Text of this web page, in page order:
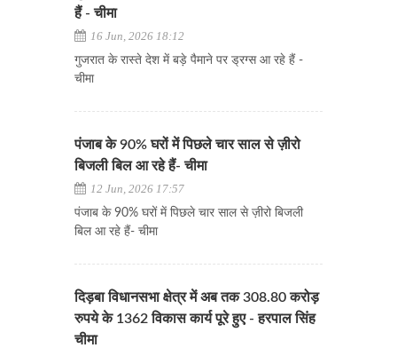
हैं - चीमा
16 Jun, 2026 18:12
गुजरात के रास्ते देश में बड़े पैमाने पर ड्रग्स आ रहे हैं -
चीमा
पंजाब के 90% घरों में पिछले चार साल से ज़ीरो
बिजली बिल आ रहे हैं- चीमा
12 Jun, 2026 17:57
पंजाब के 90% घरों में पिछले चार साल से ज़ीरो बिजली
बिल आ रहे हैं- चीमा
दिड़बा विधानसभा क्षेत्र में अब तक 308.80 करोड़
रुपये के 1362 विकास कार्य पूरे हुए - हरपाल सिंह
चीमा